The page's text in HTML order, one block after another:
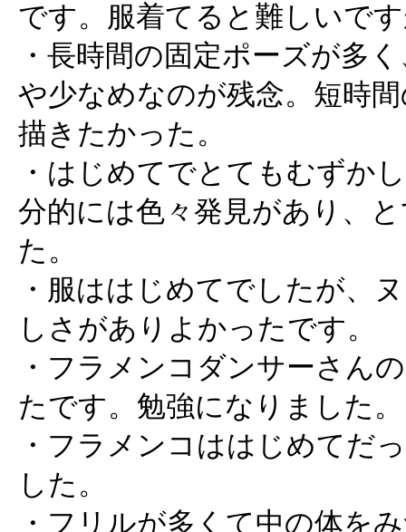
です。服着てると難しいで
・長時間の固定ポーズが多
や少なめなのが残念。短時
描きたかった。
・はじめてでとてもむずか
分的には色々発見があり、
た。
・服ははじめてでしたが、
しさがありよかったです。
・フラメンコダンサーさん
たです。勉強になりました。
・フラメンコははじめてだ
した。
・フリルが多くて中の体を